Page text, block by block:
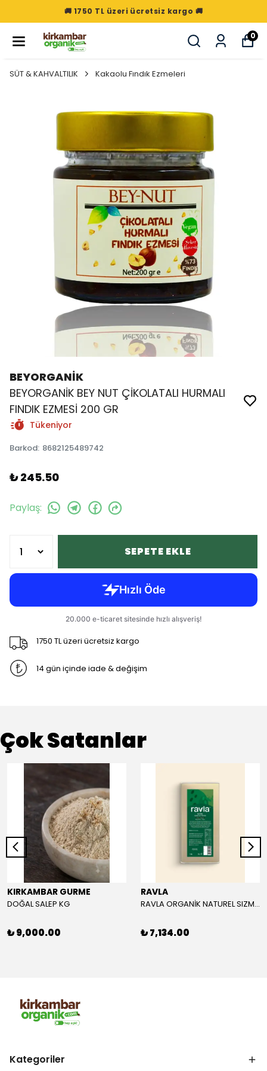
🚚 1750 TL üzeri ücretsiz kargo 🚚
0
SÜT & KAHVALTILIK Kakaolu Fındık Ezmeleri
BEYORGANİK
BEYORGANİK BEY NUT ÇİKOLATALI HURMALI
FINDIK EZMESİ 200 GR
Tükeniyor
Barkod: 8682125489742
₺ 245.50
Paylaş:
SEPETE EKLE
1750 TL üzeri ücretsiz kargo
14 gün içinde iade & değişim
Çok Satanlar
KIRKAMBAR GURME
DOĞAL SALEP KG
₺ 9,000.00
RAVLA
RAVLA ORGANİK NATUREL SIZMA ZEYTİNYAĞI 5L
₺ 7,134.00
Kategoriler